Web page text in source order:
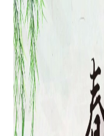
社科卡片
社科讲堂
科普活动